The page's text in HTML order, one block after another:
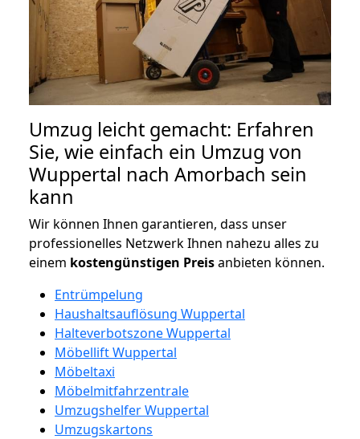
Umzug leicht gemacht: Erfahren
Sie, wie einfach ein Umzug von
Wuppertal nach Amorbach sein
kann
Wir können Ihnen garantieren, dass unser
professionelles Netzwerk Ihnen nahezu alles zu
einem kostengünstigen Preisanbieten können.
Entrümpelung
Haushaltsauflösung Wuppertal
Halteverbotszone Wuppertal
Möbellift Wuppertal
Möbeltaxi
Möbelmitfahrzentrale
Umzugshelfer Wuppertal
Umzugskartons